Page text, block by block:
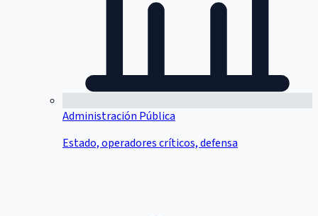
Administración Pública
Estado, operadores críticos, defensa